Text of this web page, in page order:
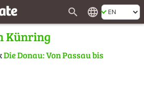
search language
Künring
Die Donau: Von Passau bis